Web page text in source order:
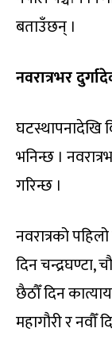
बताउँछन् ।
नवरात्रभर
घटस्थापनादेखि
भनिन्छ ।
गरिन्छ ।
नवरात्रको
दिन चन्द्रघण्टा,
छैठौँ दिन
महागौरी र नवौँ